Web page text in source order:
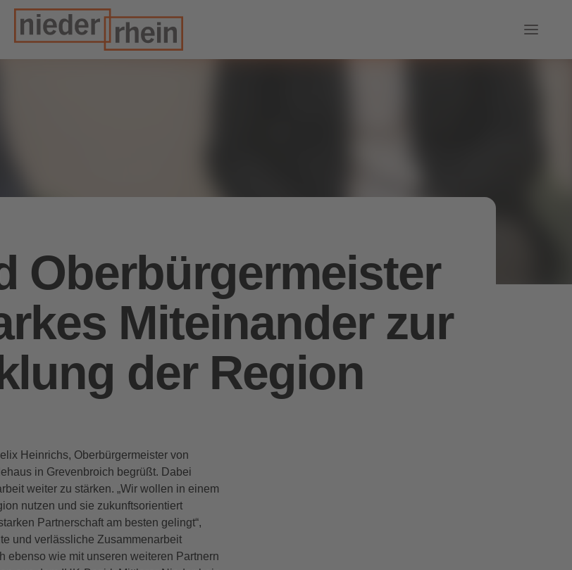
Oberbürgermeister
Miteinander zur
der Region
Heinrichs, Oberbürgermeister von
in Grevenbroich begrüßt. Dabei
weiter zu stärken. „Wir wollen in einem
nutzen und sie zukunftsorientiert
Partnerschaft am besten gelingt“,
und verlässliche Zusammenarbeit
ebenso wie mit unseren weiteren Partnern